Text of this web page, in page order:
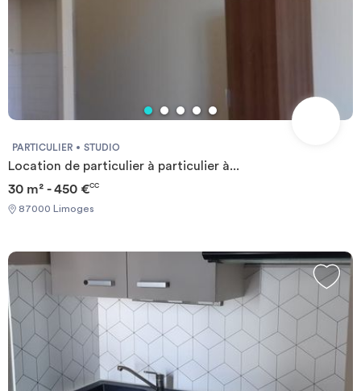
PARTICULIER STUDIO
Location de particulier à particulier à...
30 m² - 450 €CC
87000 Limoges